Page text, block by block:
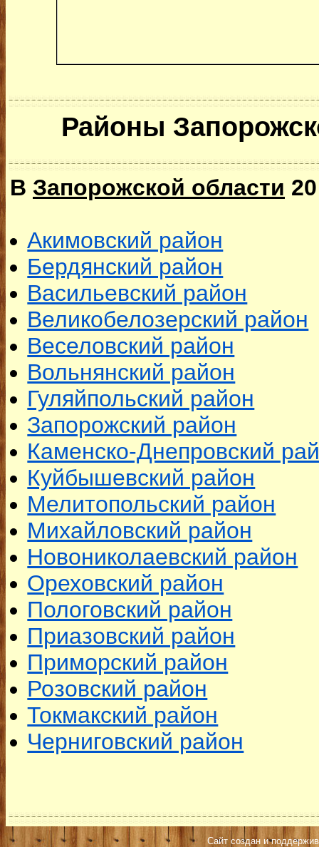
Районы
В Запорожской области
Акимовский район
Бердянский район
Васильевский район
Великобелозерский район
Веселовский район
Вольнянский район
Гуляйпольский район
Запорожский район
Каменско-Днепровский
Куйбышевский район
Мелитопольский район
Михайловский район
Новониколаевский район
Ореховский район
Пологовский район
Приазовский район
Приморский район
Розовский район
Токмакский район
Черниговский район
Сайт создан и